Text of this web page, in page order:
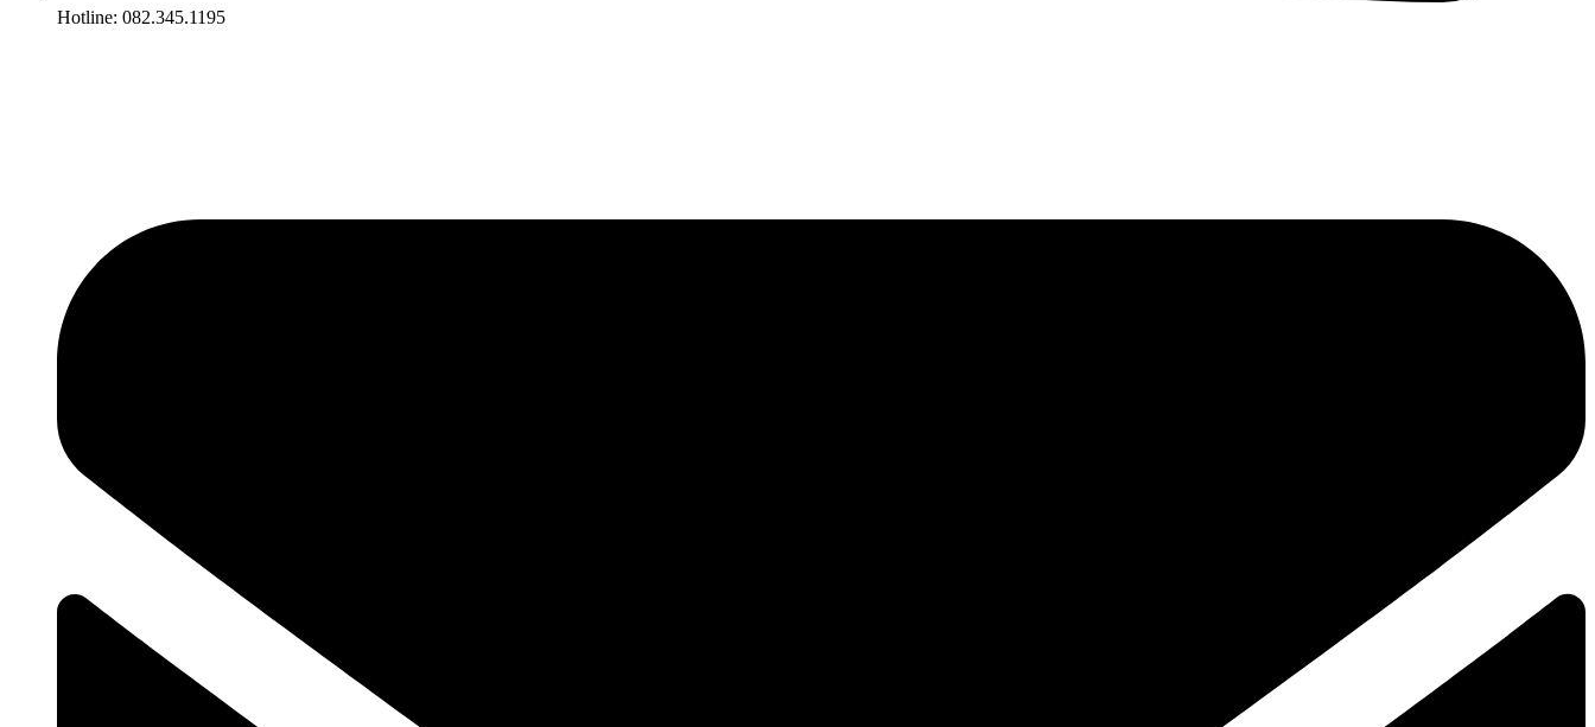
Hotline: 082.345.1195